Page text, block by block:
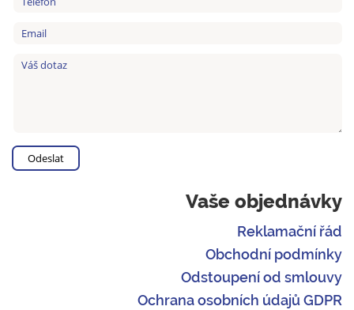
Vaše objednávky
Reklamační řád
Obchodní podmínky
Odstoupení od smlouvy
Ochrana osobních údajů GDPR